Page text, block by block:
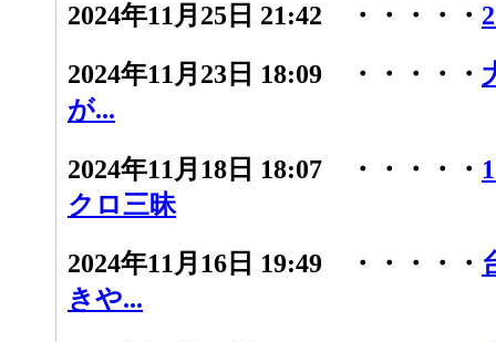
2024年11月25日 21:42 ・・・・・
2024年11月23日 18:09 ・・・・・
が...
2024年11月18日 18:07 ・・・・・
クロ三昧
2024年11月16日 19:49 ・・・・・
きや...